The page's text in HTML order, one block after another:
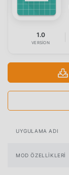
1.0
VERSION
UYGULAMA ADI
MOD ÖZELLIKLERI